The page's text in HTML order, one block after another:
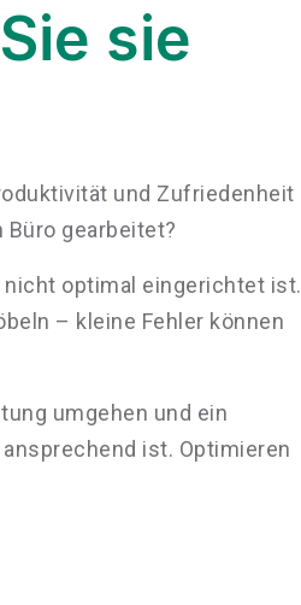
sie
und Zufriedenheit
gearbeitet?
optimal eingerichtet ist.
– kleine Fehler können
umgehen und ein
ist. Optimieren